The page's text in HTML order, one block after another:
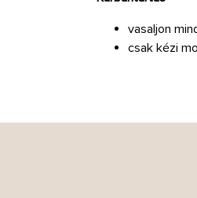
vasaljon
csak kézi